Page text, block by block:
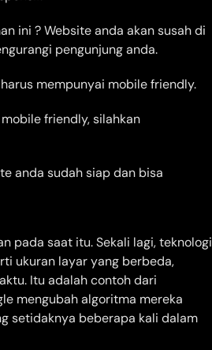
ini ? Website anda akan susah di
pengunjung anda.
mempunyai mobile friendly.
friendly, silahkan
anda sudah siap dan bisa
pada saat itu. Sekali lagi, teknologi
ukuran layar yang berbeda,
Itu adalah contoh dari
mengubah algoritma mereka
setidaknya beberapa kali dalam